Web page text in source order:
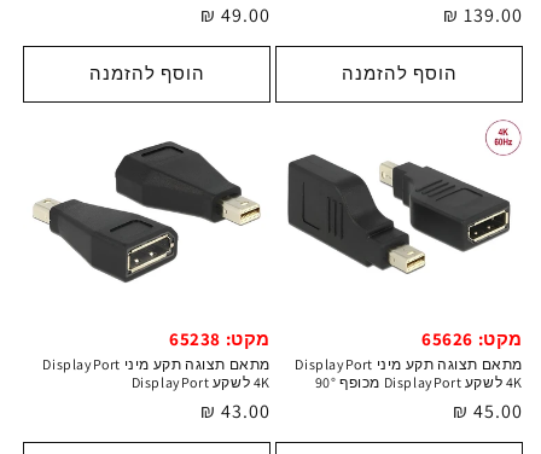
מחיר
רגיל
139.00 ₪
הוסף להזמנה
מחיר
רגיל
49.00 ₪
הוסף להזמנה
מקט: 65626
מתאם תצוגה תקע מיני DisplayPort
4K לשקע DisplayPort מכופף 90°
מחיר
רגיל
45.00 ₪
מקט: 65238
מתאם תצוגה תקע מיני DisplayPort
4K לשקע DisplayPort
מחיר
רגיל
43.00 ₪